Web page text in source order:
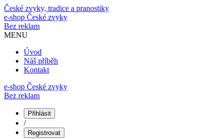
České zvyky, tradice a pranostiky
e-shop České zvyky
Bez reklam
MENU
Úvod
Náš příběh
Kontakt
e-shop České zvyky
Bez reklam
Přihlásit
/
Registrovat